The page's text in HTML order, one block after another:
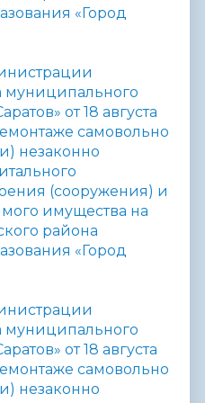
«Город
муниципального
от 18 августа
самовольно
незаконно
(сооружения) и
имущества на
района
«Город
муниципального
от 18 августа
самовольно
незаконно